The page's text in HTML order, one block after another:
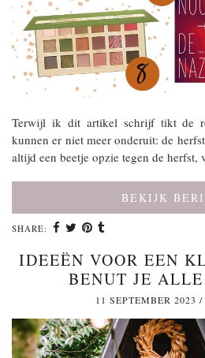
Terwijl ik dit artikel schrijf tikt de
kunnen er niet meer onderuit: de
altijd een beetje opzie tegen de
BEKIJK
SHARE:
IDEEËN VOOR EEN
BENUT JE
11 SEPTEMBER 2023 /